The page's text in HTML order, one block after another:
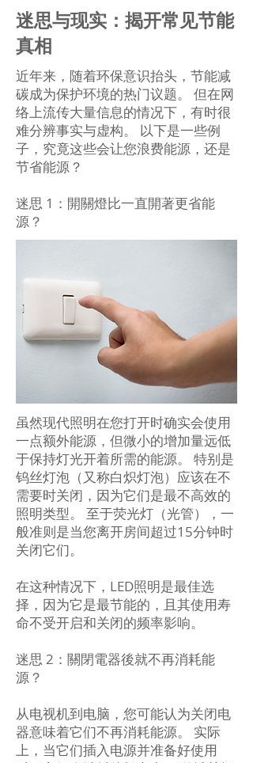
迷思与现实：揭开常见节能
真相
近年来，随着环保意识抬头，节能减
碳成为保护环境的热门议题。 但在网
络上流传大量信息的情况下，有时很
难分辨事实与虚构。 以下是一些例
子，究竟这些会让您浪费能源，还是
节省能源？
迷思 1：開關燈比一直開著更省能
源？
虽然现代照明在您打开时确实会使用
一点额外能源，但微小的增加量远低
于保持灯光开着所需的能源。 特别是
钨丝灯泡（又称白炽灯泡）应该在不
需要时关闭，因为它们是最不高效的
照明类型。 至于荧光灯（光管），一
般准则是当您离开房间超过15分钟时
关闭它们。
在这种情况下，LED照明是最佳选
择，因为它是最节能的，且其使用寿
命不受开启和关闭的频率影响。
迷思 2：關閉電器後就不再消耗能
源？
从电视机到电脑，您可能认为关闭电
器意味着它们不再消耗能源。 实际
上，当它们插入电源并准备好使用